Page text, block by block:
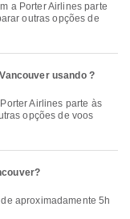
outras opções de
usando ?
opções de voos